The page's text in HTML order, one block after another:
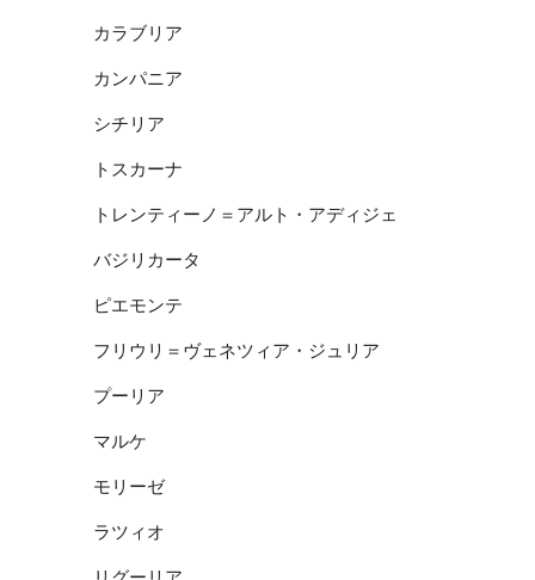
カラブリア
カンパニア
シチリア
トスカーナ
トレンティーノ＝アルト・アディジェ
バジリカータ
ピエモンテ
フリウリ＝ヴェネツィア・ジュリア
プーリア
マルケ
モリーゼ
ラツィオ